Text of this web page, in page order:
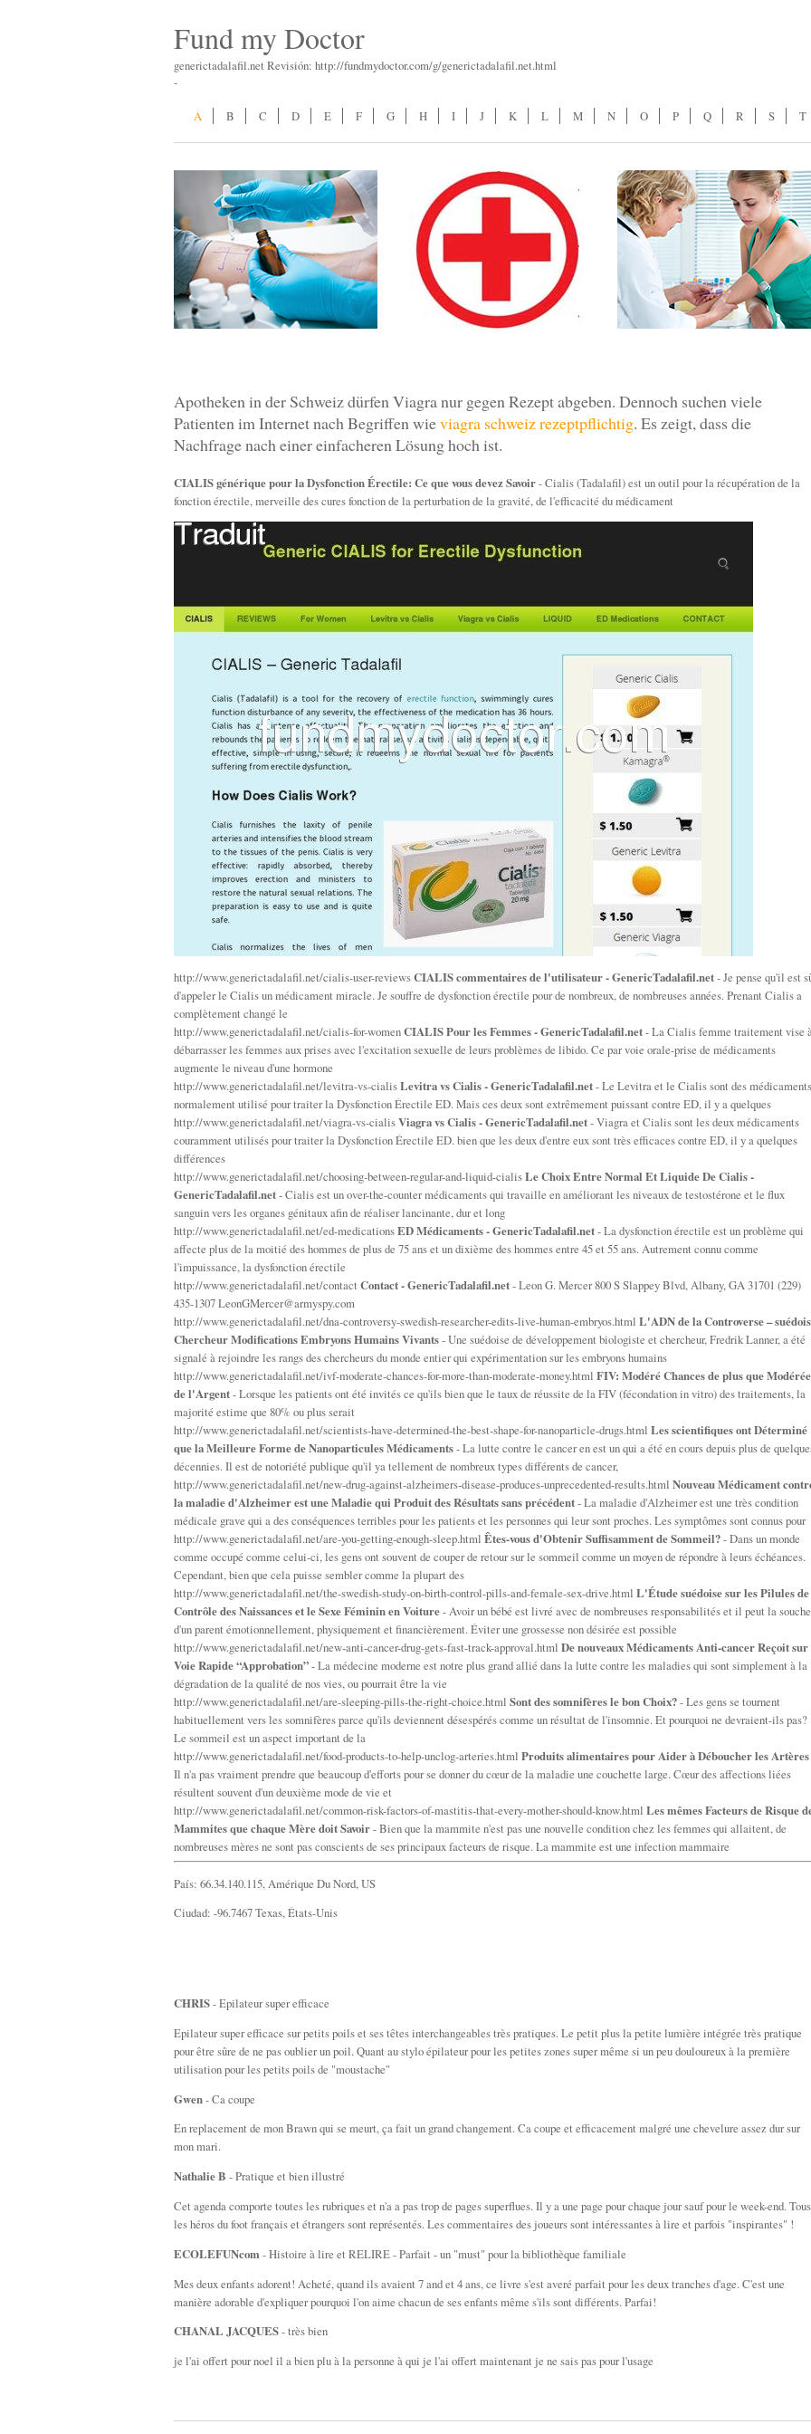
Fund my Doctor
generictadalafil.net Revisión: http://fundmydoctor.com/g/generictadalafil.net.html
-
A B C D E F G H I J K L M N O P Q R S T
Apotheken in der Schweiz dürfen Viagra nur gegen Rezept abgeben. Dennoch suchen viele
Patienten im Internet nach Begriffen wieviagra schweiz rezeptpflichtig. Es zeigt, dass die
Nachfrage nach einer einfacheren Lösung hoch ist.
CIALIS générique pour la Dysfonction Érectile: Ce que vous devez Savoir- Cialis (Tadalafil) est un outil pour la récupération de la
fonction érectile, merveille des cures fonction de la perturbation de la gravité, de l'efficacité du médicament
http://www.generictadalafil.net/cialis-user-reviewsCIALIS commentaires de l'utilisateur - GenericTadalafil.net- Je pense qu'il est
d'appeler le Cialis un médicament miracle. Je souffre de dysfonction érectile pour de nombreux, de nombreuses années. Prenant Cialis a
complètement changé le
http://www.generictadalafil.net/cialis-for-womenCIALIS Pour les Femmes - GenericTadalafil.net- La Cialis femme traitement vise
débarrasser les femmes aux prises avec l'excitation sexuelle de leurs problèmes de libido. Ce par voie orale-prise de médicaments
augmente le niveau d'une hormone
http://www.generictadalafil.net/levitra-vs-cialisLevitra vs Cialis - GenericTadalafil.net- Le Levitra et le Cialis sont des médicaments
normalement utilisé pour traiter la Dysfonction Érectile ED. Mais ces deux sont extrêmement puissant contre ED, il y a quelques
http://www.generictadalafil.net/viagra-vs-cialisViagra vs Cialis - GenericTadalafil.net- Viagra et Cialis sont les deux médicaments
couramment utilisés pour traiter la Dysfonction Érectile ED. bien que les deux d'entre eux sont très efficaces contre ED, il y a quelques
différences
http://www.generictadalafil.net/choosing-between-regular-and-liquid-cialisLe Choix Entre Normal Et Liquide De Cialis -
GenericTadalafil.net- Cialis est un over-the-counter médicaments qui travaille en améliorant les niveaux de testostérone et le flux
sanguin vers les organes génitaux afin de réaliser lancinante, dur et long
http://www.generictadalafil.net/ed-medicationsED Médicaments - GenericTadalafil.net- La dysfonction érectile est un problème qui
affecte plus de la moitié des hommes de plus de 75 ans et un dixième des hommes entre 45 et 55 ans. Autrement connu comme
l'impuissance, la dysfonction érectile
http://www.generictadalafil.net/contact Contact - GenericTadalafil.net- Leon G. Mercer 800 S Slappey Blvd, Albany, GA 31701 (229)
435-1307LeonGMercer@armyspy.com
http://www.generictadalafil.net/dna-controversy-swedish-researcher-edits-live-human-embryos.html L'ADN de la Controverse – suédois
Chercheur Modifications Embryons Humains Vivants- Une suédoise de développement biologiste et chercheur, Fredrik Lanner, a été
signalé à rejoindre les rangs des chercheurs du monde entier qui expérimentation sur les embryons humains
http://www.generictadalafil.net/ivf-moderate-chances-for-more-than-moderate-money.html FIV: Modéré Chances de plus que Modérée
de l'Argent- Lorsque les patients ont été invités ce qu'ils bien que le taux de réussite de la FIV (fécondation in vitro) des traitements, la
majorité estime que 80% ou plus serait
http://www.generictadalafil.net/scientists-have-determined-the-best-shape-for-nanoparticle-drugs.html Les scientifiques ont Déterminé
que la Meilleure Forme de Nanoparticules Médicaments- La lutte contre le cancer en est un qui a été en cours depuis plus de
décennies. Il est de notoriété publique qu'il ya tellement de nombreux types différents de cancer,
http://www.generictadalafil.net/new-drug-against-alzheimers-disease-produces-unprecedented-results.html Nouveau Médicament
la maladie d'Alzheimer est une Maladie qui Produit des Résultats sans précédent- La maladie d'Alzheimer est une très condition
médicale grave qui a des conséquences terribles pour les patients et les personnes qui leur sont proches. Les symptômes sont connus pour
http://www.generictadalafil.net/are-you-getting-enough-sleep.html Êtes-vous d'Obtenir Suffisamment de Sommeil?- Dans un monde
comme occupé comme celui-ci, les gens ont souvent de couper de retour sur le sommeil comme un moyen de répondre à leurs échéances.
Cependant, bien que cela puisse sembler comme la plupart des
http://www.generictadalafil.net/the-swedish-study-on-birth-control-pills-and-female-sex-drive.html L'Étude suédoise sur les Pilules de
Contrôle des Naissances et le Sexe Féminin en Voiture- Avoir un bébé est livré avec de nombreuses responsabilités et il peut la souche
d'un parent émotionnellement, physiquement et financièrement. Éviter une grossesse non désirée est possible
http://www.generictadalafil.net/new-anti-cancer-drug-gets-fast-track-approval.html De nouveaux Médicaments Anti-cancer Reçoit sur
Voie Rapide “Approbation”- La médecine moderne est notre plus grand allié dans la lutte contre les maladies qui sont simplement à la
dégradation de la qualité de nos vies, ou pourrait être la vie
http://www.generictadalafil.net/are-sleeping-pills-the-right-choice.html Sont des somnifères le bon Choix?- Les gens se tournent
habituellement vers les somnifères parce qu'ils deviennent désespérés comme un résultat de l'insomnie. Et pourquoi ne devraient-ils pas?
Le sommeil est un aspect important de la
http://www.generictadalafil.net/food-products-to-help-unclog-arteries.html Produits alimentaires pour Aider à Déboucher les Artères
Il n'a pas vraiment prendre que beaucoup d'efforts pour se donner du cœur de la maladie une couchette large. Cœur des affections liées
résultent souvent d'un deuxième mode de vie et
http://www.generictadalafil.net/common-risk-factors-of-mastitis-that-every-mother-should-know.html Les mêmes Facteurs de Risque
Mammites que chaque Mère doit Savoir- Bien que la mammite n'est pas une nouvelle condition chez les femmes qui allaitent, de
nombreuses mères ne sont pas conscients de ses principaux facteurs de risque. La mammite est une infection mammaire
País: 66.34.140.115, Amérique Du Nord, US
Ciudad: -96.7467 Texas, États-Unis
CHRIS- Epilateur super efficace
Epilateur super efficace sur petits poils et ses têtes interchangeables très pratiques. Le petit plus la petite lumière intégrée très pratique
pour être sûre de ne pas oublier un poil. Quant au stylo épilateur pour les petites zones super même si un peu douloureux à la première
utilisation pour les petits poils de "moustache"
Gwen- Ca coupe
En replacement de mon Brawn qui se meurt, ça fait un grand changement. Ca coupe et efficacement malgré une chevelure assez dur sur
mon mari.
Nathalie B - Pratique et bien illustré
Cet agenda comporte toutes les rubriques et n'a a pas trop de pages superflues. Il y a une page pour chaque jour sauf pour le week-end. Tous
les héros du foot français et étrangers sont représentés. Les commentaires des joueurs sont intéressantes à lire et parfois "inspirantes" !
ECOLEFUNcom - Histoire à lire et RELIRE - Parfait - un "must" pour la bibliothèque familiale
Mes deux enfants adorent! Acheté, quand ils avaient 7 and et 4 ans, ce livre s'est averé parfait pour les deux tranches d'age. C'est une
manière adorable d'expliquer pourquoi l'on aime chacun de ses enfants même s'ils sont différents. Parfai!
CHANAL JACQUES- très bien
je l'ai offert pour noel il a bien plu à la personne à qui je l'ai offert maintenant je ne sais pas pour l'usage